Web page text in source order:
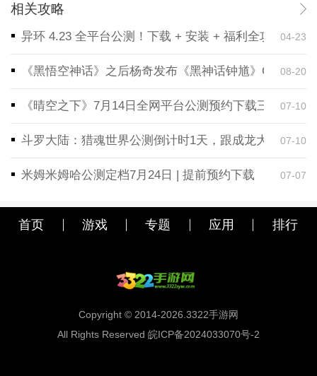
相关攻略
异环 4.23 全平台公测！下载 + 安装 + 福利全攻略，一
04-23
《黑悟空神话》之后杨奇发布《黑神话钟馗》CG！预
08-20
《晴空之下》7月14日全网平台公测预约下载三端同步
07-10
斗罗大陆：猎魂世界公测倒计时1天，跟成龙大哥一起
07-10
米姆米姆哈公测定档7月24日 | 提前预约下载 07-07
首页 游戏 专题 应用 排行
Copyright © 2014-2026.3322手游网
All Rights Reserved 皖ICP备2024033070号-2